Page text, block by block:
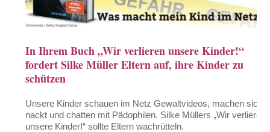
In Ihrem Buch „Wir verlieren unsere Kinder!“
fordert Silke Müller Eltern auf, ihre Kinder zu
schützen
Unsere Kinder schauen im Netz Gewaltvideos, machen sich
nackt und chatten mit Pädophilen. Silke Müllers „Wir verlieren
unsere Kinder!“ sollte Eltern wachrütteln.